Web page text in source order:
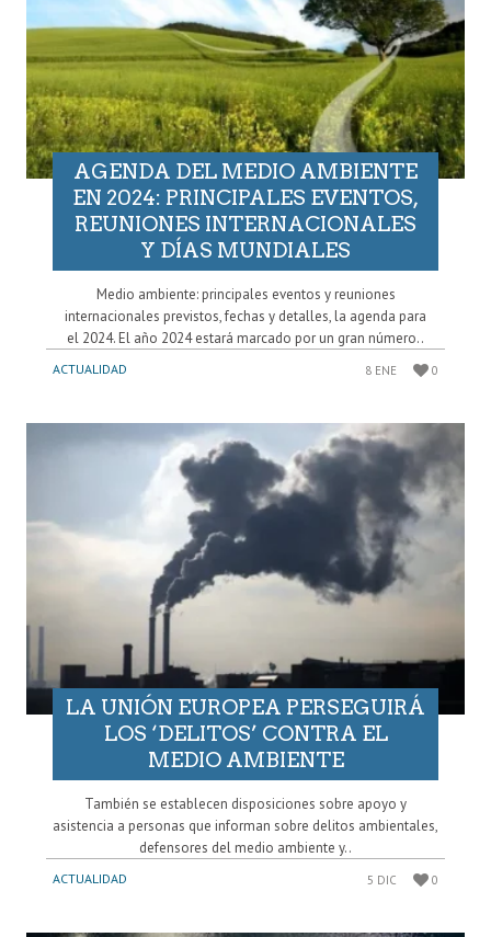
AGENDA DEL MEDIO AMBIENTE
EN 2024: PRINCIPALES EVENTOS,
REUNIONES INTERNACIONALES
Y DÍAS MUNDIALES
Medio ambiente: principales eventos y reuniones
internacionales previstos, fechas y detalles, la agenda para
el 2024. El año 2024 estará marcado por un gran número..
ACTUALIDAD 8 ENE 0
LA UNIÓN EUROPEA PERSEGUIRÁ
LOS ‘DELITOS’ CONTRA EL
MEDIO AMBIENTE
También se establecen disposiciones sobre apoyo y
asistencia a personas que informan sobre delitos ambientales,
defensores del medio ambiente y..
ACTUALIDAD 5 DIC 0